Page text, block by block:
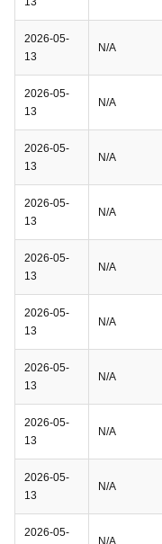
2026-05-
13
N/A
2026-05-
13
N/A
2026-05-
13
N/A
2026-05-
13
N/A
2026-05-
13
N/A
2026-05-
13
N/A
2026-05-
13
N/A
2026-05-
13
N/A
2026-05-
13
N/A
2026-05-